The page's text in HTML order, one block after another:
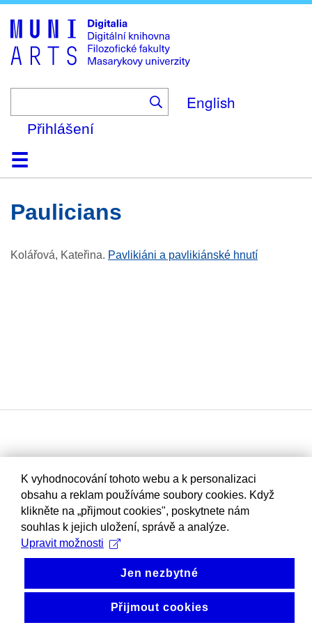
to
main
content
English
Přihlášení
DomůKolekce
Prohlížení
Vyhledávání
O platformě
Nápověda
KontaktDigitalia
Paulicians
Kolářová, Kateřina. Pavlikiáni a pavlikiánské hnutí
K vyhodnocování tohoto webu a k personalizaci
obsahu a reklam používáme soubory cookies. Když
klikněte na „přijmout cookies", poskytnete nám
souhlas k jejich uložení, správě a analýze.
Upravit možnosti
Jen nezbytné
Přijmout cookies